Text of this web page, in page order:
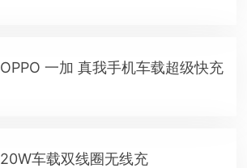
OPPO 一加 真我手机车载超级快充
20W车载双线圈无线充